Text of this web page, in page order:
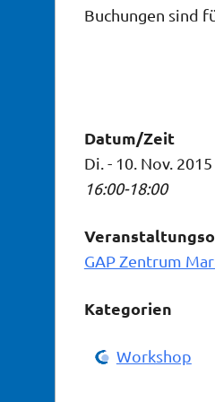
Buchungen sind
Datum/Zeit
Di. - 10. Nov. 2015
16:00-18:00
GAP Zentrum
Kategorien
Workshop